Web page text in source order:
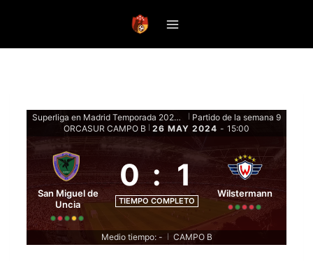
Superliga en Madrid Temporada 2024 - Fase de grupos
Partido de la semana 9
ORCASUR CAMPO B
26 MAY 2024 - 15:00
San Miguel de
Uncia
0 : 1
TIEMPO COMPLETO
Wilstermann
Medio tiempo: - CAMPO B